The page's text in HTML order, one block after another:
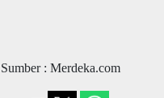
Sumber : Merdeka.com